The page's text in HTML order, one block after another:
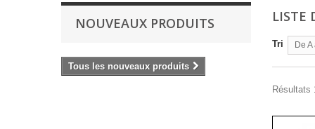
NOUVEAUX PRODUITS
Tous les nouveaux produits
LISTE
Tri De A
Résultats